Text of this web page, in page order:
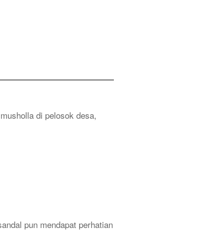
di pelosok desa,
pun mendapat perhatian